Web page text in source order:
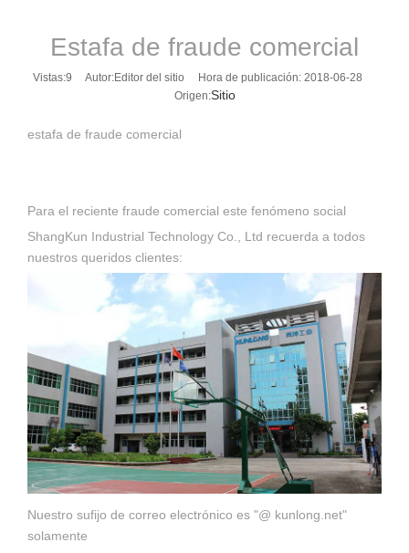
Estafa de fraude comercial
Vistas:9 Autor:Editor del sitio Hora de publicación: 2018-06-28
Origen:Sitio
estafa de fraude comercial
Para el reciente fraude comercial este fenómeno social
ShangKun Industrial Technology Co., Ltd recuerda a todos
nuestros queridos clientes:
Nuestro sufijo de correo electrónico es "@ kunlong.net"
solamente